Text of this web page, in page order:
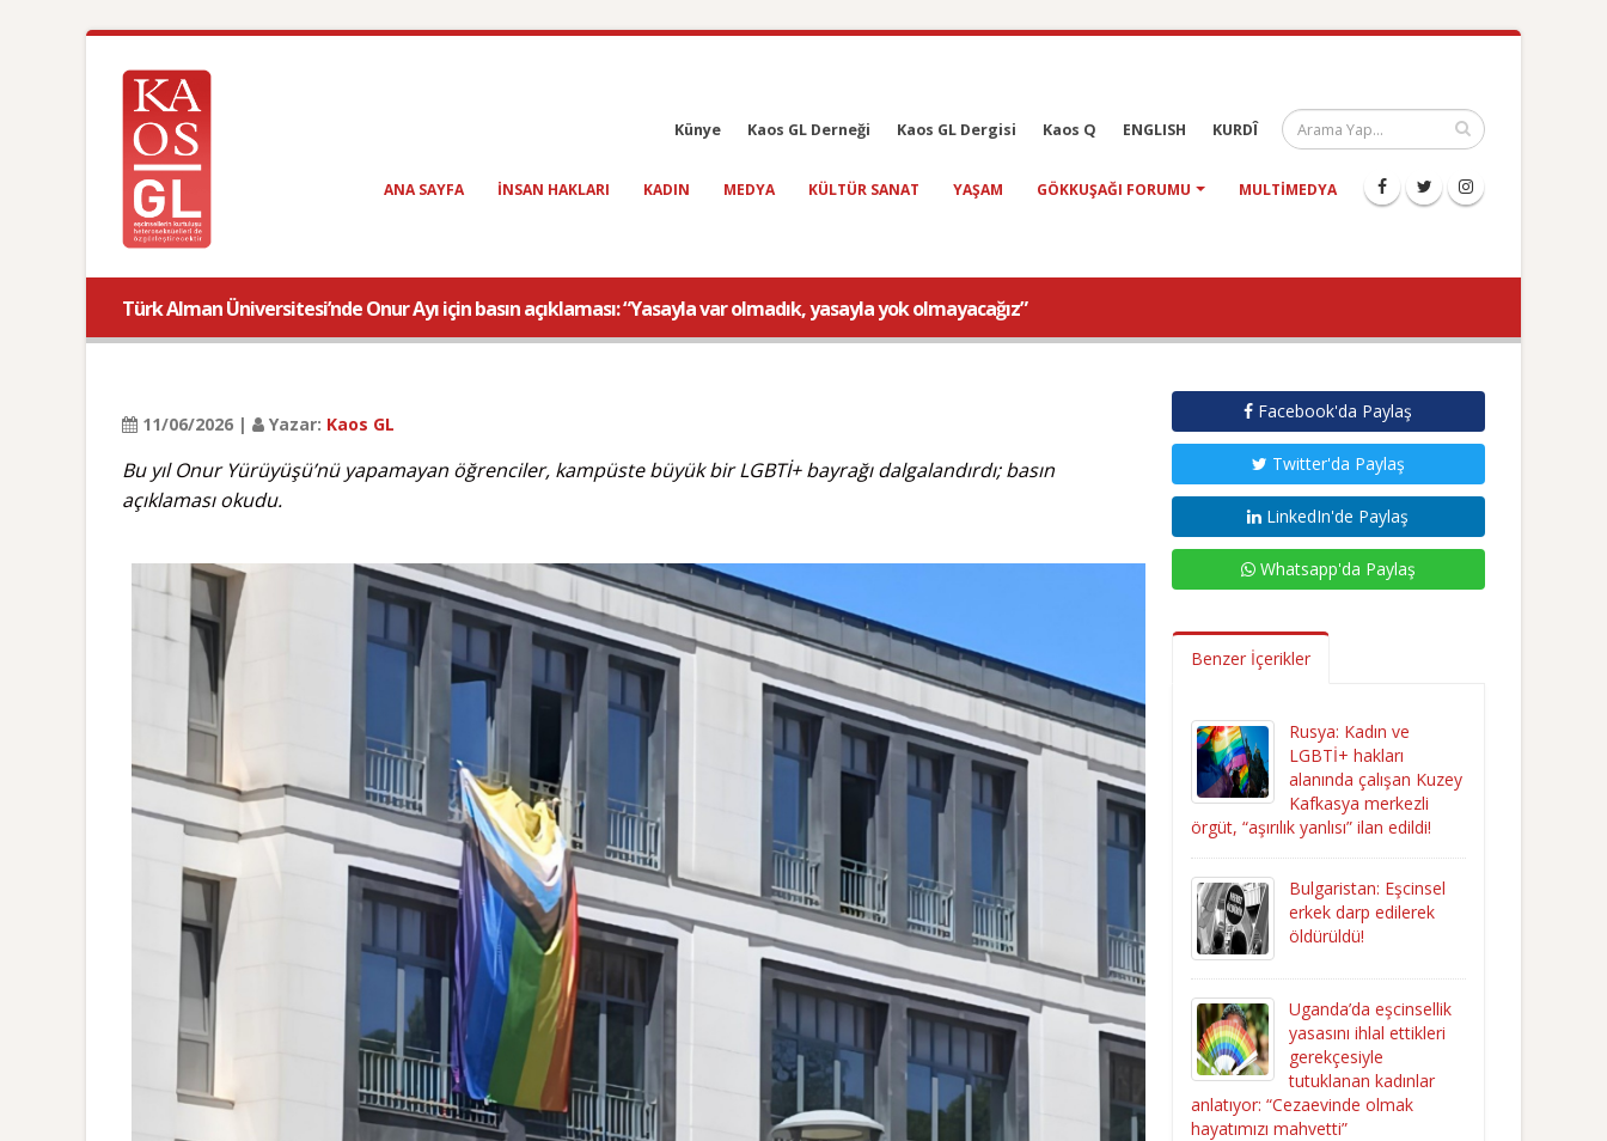
Künye Kaos GL Derneği Kaos GL Dergisi Kaos Q ENGLISH KURDÎ
ANA SAYFA INSAN HAKLARI KADIN MEDYA KÜLTÜR SANAT YAŞAM GÖKKUŞAĞI FORUMU MULTIMEDYA
Türk Alman Üniversitesi’nde Onur Ayı için basın açıklaması: “Yasayla var olmadık, yasayla yok olmayacağız”
11/06/2026 | Yazar: Kaos GL
Bu yıl Onur Yürüyüşü’nü yapamayan öğrenciler, kampüste büyük bir LGBTİ+ bayrağı dalgalandırdı; basın
açıklaması okudu.
Facebook'da Paylaş
Twitter'da Paylaş
LinkedIn'de Paylaş
Whatsapp'da Paylaş
Benzer İçerikler
Rusya: Kadın ve
LGBTİ+ hakları
alanında çalışan Kuzey
Kafkasya merkezli
örgüt, “aşırılık yanlısı” ilan edildi!
Bulgaristan: Eşcinsel
erkek darp edilerek
öldürüldü!
Uganda’da eşcinsellik
yasasını ihlal ettikleri
gerekçesiyle
tutuklanan kadınlar
anlatıyor: “Cezaevinde olmak
hayatımızı mahvetti”